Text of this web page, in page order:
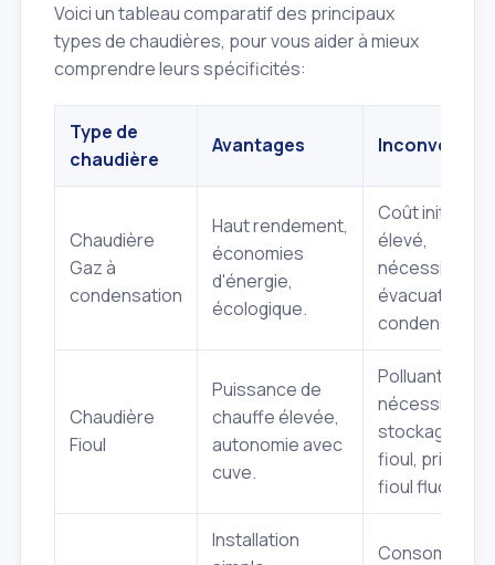
Voici un tableau comparatif des principaux
types de chaudières, pour vous aider à mieux
comprendre leurs spécificités:
Type de
chaudière
Avantages
Chaudière
Gaz à
condensation
Haut rendement,
économies
d'énergie,
écologique.
Coût initial
élevé,
nécessite
évacuation
condensats.
Chaudière
Fioul
Puissance de
chauffe élevée,
autonomie avec
cuve.
Polluante,
nécessite
stockage du
fioul, prix du
fioul fluctuant.
Installation